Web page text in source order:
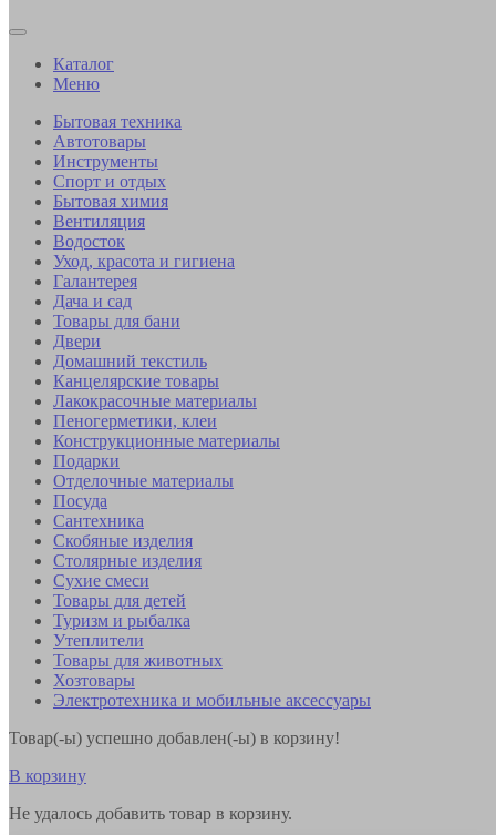
Каталог
Меню
Бытовая техника
Автотовары
Инструменты
Спорт и отдых
Бытовая химия
Вентиляция
Водосток
Уход, красота и гигиена
Галантерея
Дача и сад
Товары для бани
Двери
Домашний текстиль
Канцелярские товары
Лакокрасочные материалы
Пеногерметики, клеи
Конструкционные материалы
Подарки
Отделочные материалы
Посуда
Сантехника
Скобяные изделия
Столярные изделия
Сухие смеси
Товары для детей
Туризм и рыбалка
Утеплители
Товары для животных
Хозтовары
Электротехника и мобильные аксессуары
Товар(-ы) успешно добавлен(-ы) в корзину!
В корзину
Не удалось добавить товар в корзину.